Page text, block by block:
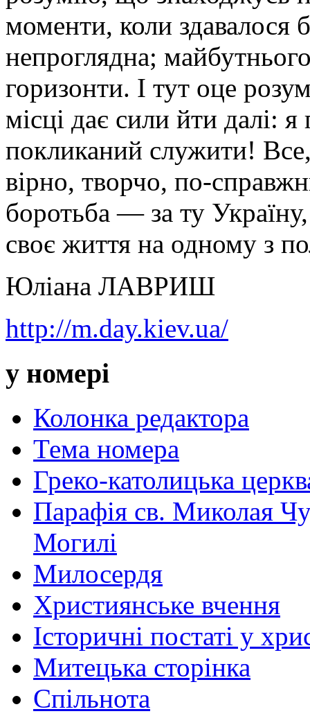
моменти, коли здавалося
непроглядна;
горизонти. І тут оце
місці дає сили йти далі:
покликаний служити!
вірно, творчо, по-
боротьба — за ту
своє життя на одному з
Юліана ЛАВРИШ
http://m.day.kiev.ua/
у номері
Колонка редактора
Тема номера
Греко-католицька
Парафія св. Миколая
Могилі
Милосердя
Християнське вчення
Історичні постаті у
Митецька сторінка
Спільнота